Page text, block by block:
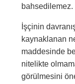
bahsedilemez.
İşçinin
kaynaklanan
maddesinde
nitelikte
görülmesini